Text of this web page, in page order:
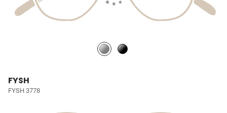
FYSH
FYSH 3778